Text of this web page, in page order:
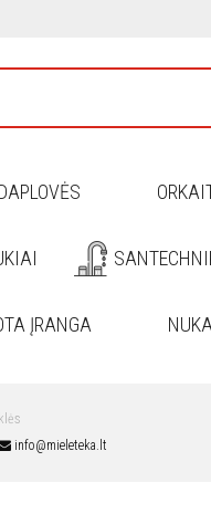
ĮRANGA
info@mieleteka.lt